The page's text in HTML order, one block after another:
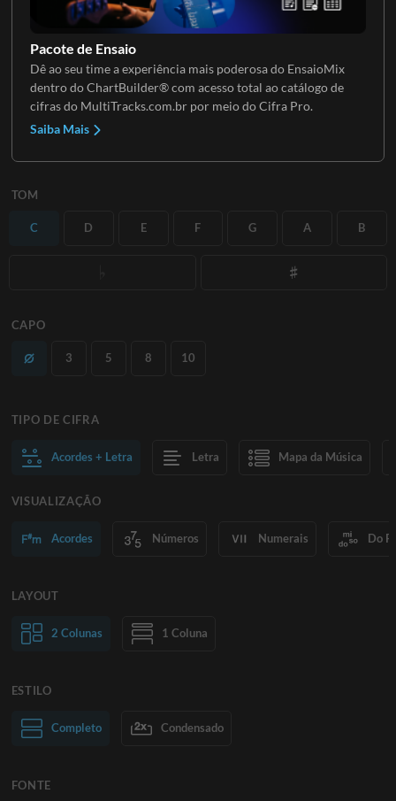
Pacote de Ensaio
Dê ao seu time a experiência mais poderosa do EnsaioMix
dentro do ChartBuilder® com acesso total ao catálogo de
cifras do MultiTracks.com.br por meio do Cifra Pro.
Saiba Mais
TOM
C D E F G A B
CAPO
3 5 8 10
TIPO DE CIFRA
Acordes + Letra Letra Mapa da Música
VISUALIZAÇÃO
Acordes Números Numerais Do
LAYOUT
2 Colunas 1 Coluna
Texto normal Texto grande
ESTILO
Completo Condensado
FONTE